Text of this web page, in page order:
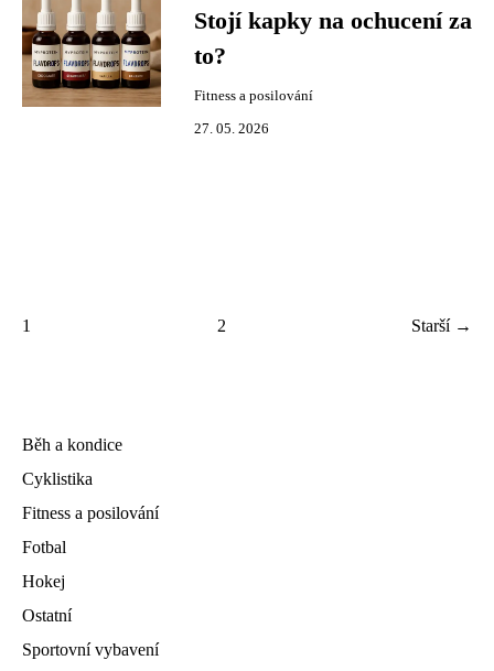
Stojí kapky na ochucení za
to?
Fitness a posilování
27. 05. 2026
1 2 Starší →
Běh a kondice
Cyklistika
Fitness a posilování
Fotbal
Hokej
Ostatní
Sportovní vybavení